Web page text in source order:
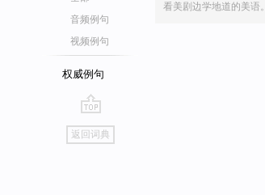
音频例句
视频例句
权威例句
go
top
返回词典
看美剧边学地道的美语。